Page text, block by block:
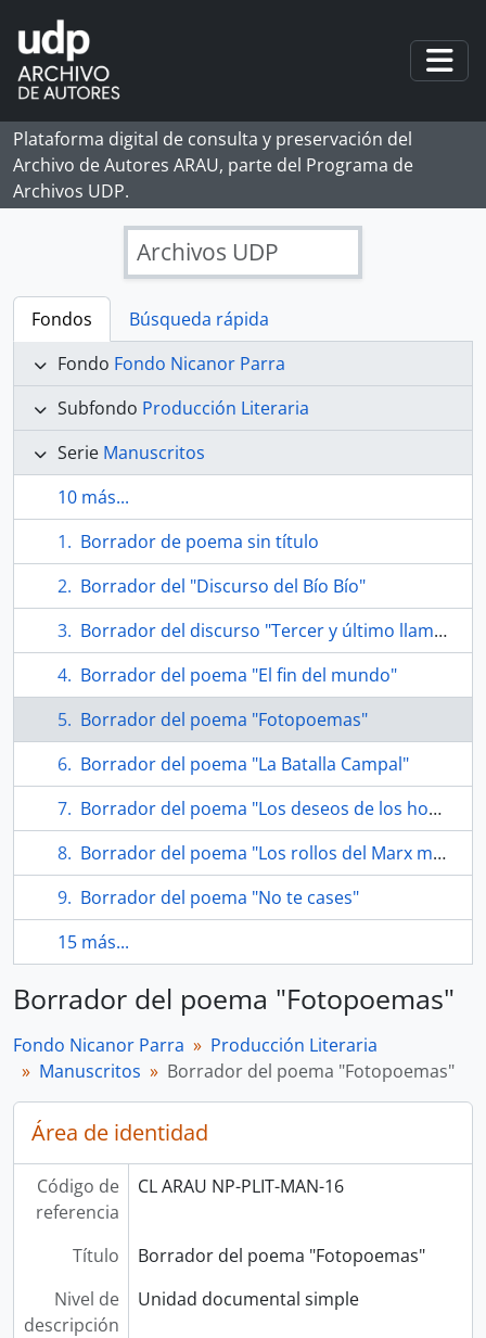
Skip to main content
Plataforma digital de consulta y preservación del
Archivo de Autores ARAU, parte del Programa de
Archivos UDP.
Archivos UDP
Fondos
Búsqueda rápida
Fondo Fondo Nicanor Parra
Subfondo Producción Literaria
Serie Manuscritos
10 más...
Borrador de poema sin título
Borrador del "Discurso del Bío Bío"
Borrador del discurso "Tercer y último llamado"
Borrador del poema "El fin del mundo"
Borrador del poema "Fotopoemas"
Borrador del poema "La Batalla Campal"
Borrador del poema "Los deseos de los hombres"
Borrador del poema "Los rollos del Marx muerto"
Borrador del poema "No te cases"
15 más...
Borrador del poema "Fotopoemas"
Fondo Nicanor Parra
Producción Literaria
Manuscritos
Borrador del poema "Fotopoemas"
Área de identidad
Código de
referencia
CL ARAU NP-PLIT-MAN-16
Título
Borrador del poema "Fotopoemas"
Nivel de
descripción
Unidad documental simple